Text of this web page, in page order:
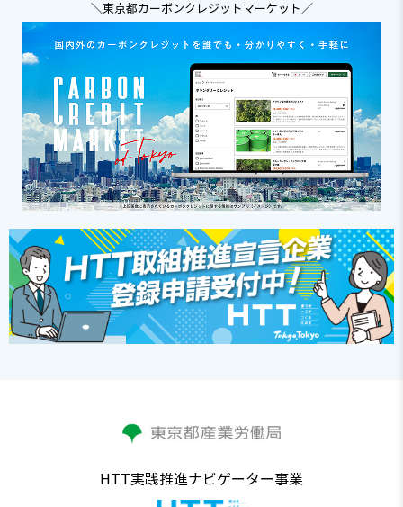
＼東京都カーボンクレジットマーケット／
HTT実践推進ナビゲーター事業